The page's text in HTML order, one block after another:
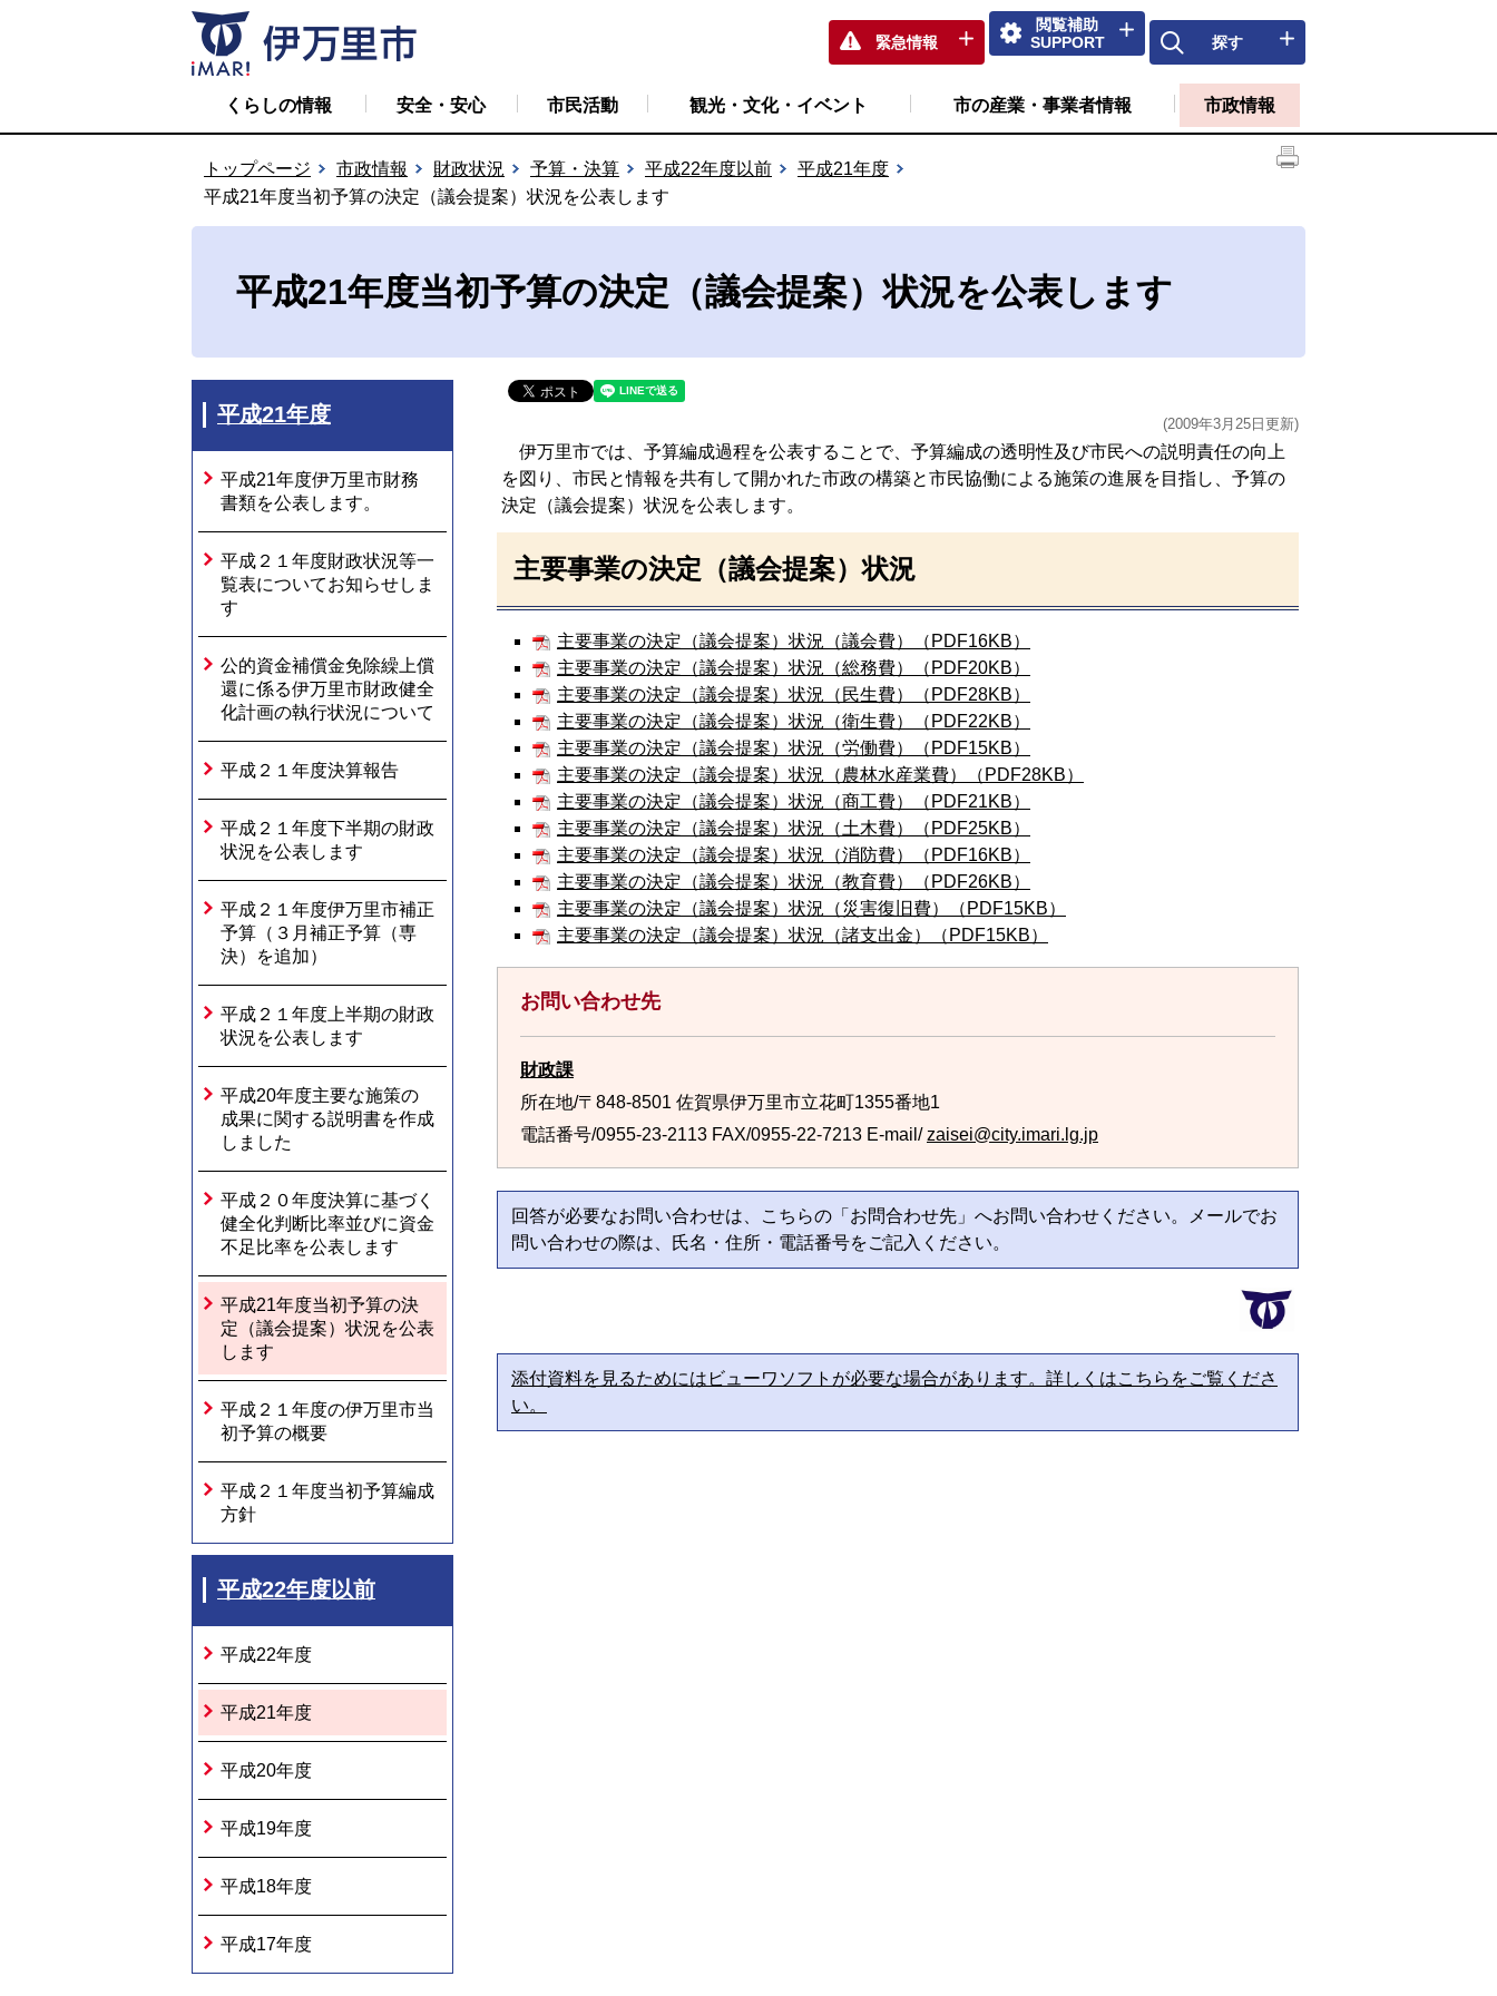
緊急情報
閲覧補助
SUPPORT
探す
くらしの情報 安全・安心 市民活動 観光・文化・イベント 市の産業・事業者情報 市政情報
トップページ 市政情報 財政状況 予算・決算 平成22年度以前
平成21年度
平成21年度当初予算の決定（議会提案）状況を公表します
平成21年度当初予算の決定（議会提案）状況を公表します
平成21年度
平成21年度伊万里市財務
書類を公表します。
平成２１年度財政状況等一
覧表についてお知らせしま
す
公的資金補償金免除繰上償
還に係る伊万里市財政健全
化計画の執行状況について
平成２１年度決算報告
平成２１年度下半期の財政
状況を公表します
平成２１年度伊万里市補正
予算（３月補正予算（専
決）を追加）
平成２１年度上半期の財政
状況を公表します
平成20年度主要な施策の
成果に関する説明書を作成
しました
平成２０年度決算に基づく
健全化判断比率並びに資金
不足比率を公表します
平成21年度当初予算の決
定（議会提案）状況を公表
します
平成２１年度の伊万里市当
初予算の概要
平成２１年度当初予算編成
方針
平成22年度以前
平成22年度
平成21年度
平成20年度
平成19年度
平成18年度
平成17年度
(2009年3月25日更新)
伊万里市では、予算編成過程を公表することで、予算編成の透明性及び市民への説明責任の向上
を図り、市民と情報を共有して開かれた市政の構築と市民協働による施策の進展を目指し、予算の
決定（議会提案）状況を公表します。
主要事業の決定（議会提案）状況
主要事業の決定（議会提案）状況（議会費）（PDF16KB）
主要事業の決定（議会提案）状況（総務費）（PDF20KB）
主要事業の決定（議会提案）状況（民生費）（PDF28KB）
主要事業の決定（議会提案）状況（衛生費）（PDF22KB）
主要事業の決定（議会提案）状況（労働費）（PDF15KB）
主要事業の決定（議会提案）状況（農林水産業費）（PDF28KB）
主要事業の決定（議会提案）状況（商工費）（PDF21KB）
主要事業の決定（議会提案）状況（土木費）（PDF25KB）
主要事業の決定（議会提案）状況（消防費）（PDF16KB）
主要事業の決定（議会提案）状況（教育費）（PDF26KB）
主要事業の決定（議会提案）状況（災害復旧費）（PDF15KB）
主要事業の決定（議会提案）状況（諸支出金）（PDF15KB）
お問い合わせ先
財政課
所在地/〒848-8501 佐賀県伊万里市立花町1355番地1
電話番号/0955-23-2113 FAX/0955-22-7213 E-mail/zaisei@city.imari.lg.jp
回答が必要なお問い合わせは、こちらの「お問合わせ先」へお問い合わせください。メールでお
問い合わせの際は、氏名・住所・電話番号をご記入ください。
添付資料を見るためにはビューワソフトが必要な場合があります。詳しくはこちらをご覧くださ
い。